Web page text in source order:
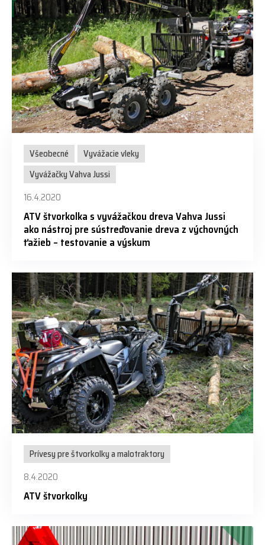
Všeobecné
Vyvážacie vleky
Vyvážačky Vahva Jussi
16.4.2020
ATV štvorkolka s vyvážačkou dreva Vahva Jussi
ako nástroj pre sústreďovanie dreva z výchovných
ťažieb – testovanie a výskum
Prívesy pre štvorkolky a malotraktory
8.4.2020
ATV štvorkolky